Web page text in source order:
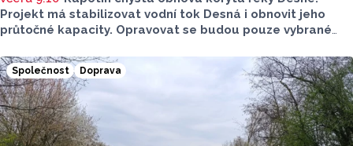
Projekt má stabilizovat vodní tok Desná i obnovit jeho
průtočné kapacity. Opravovat se budou pouze vybrané
samostatných stavebních projektů.
Společnost Doprava